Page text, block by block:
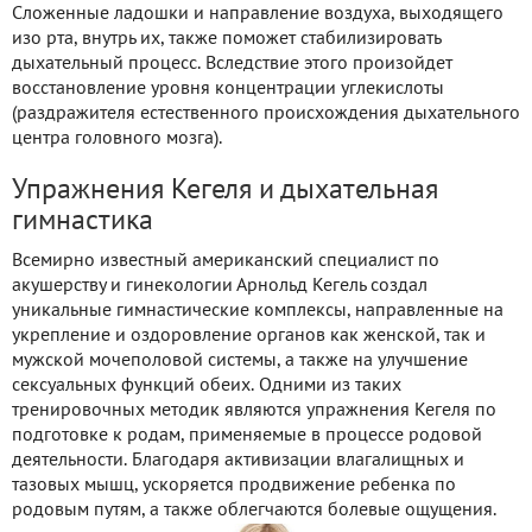
Сложенные ладошки и направление воздуха, выходящего
изо рта, внутрь их, также поможет стабилизировать
дыхательный процесс. Вследствие этого произойдет
восстановление уровня концентрации углекислоты
(раздражителя естественного происхождения дыхательного
центра головного мозга).
Упражнения Кегеля и дыхательная
гимнастика
Всемирно известный американский специалист по
акушерству и гинекологии Арнольд Кегель создал
уникальные гимнастические комплексы, направленные на
укрепление и оздоровление органов как женской, так и
мужской мочеполовой системы, а также на улучшение
сексуальных функций обеих. Одними из таких
тренировочных методик являются упражнения Кегеля по
подготовке к родам, применяемые в процессе родовой
деятельности. Благодаря активизации влагалищных и
тазовых мышц, ускоряется продвижение ребенка по
родовым путям, а также облегчаются болевые ощущения.